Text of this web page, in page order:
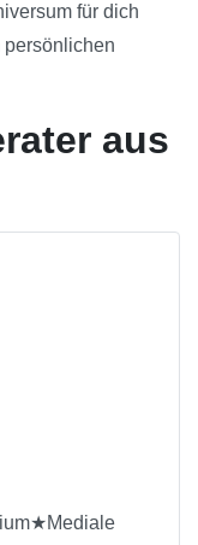
für dich
persönlichen
aus